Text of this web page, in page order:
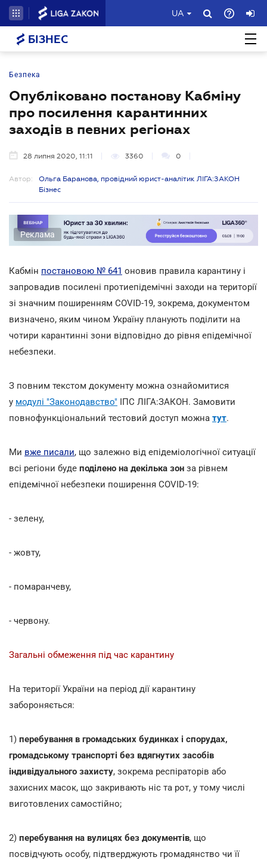
UA
БІЗНЕС
Безпека
Опубліковано постанову Кабміну
про посилення карантинних
заходів в певних регіонах
28 липня 2020, 11:11 3360 0
Автор:
Ольга Баранова, провідний юрист-аналітик ЛІГА:ЗАКОН
Бізнес
Реклама
Кабмін постановою № 641 оновив правила карантину і
запровадив посилені протиепідемічні заходи на території
зі значним поширенням COVID-19, зокрема, документом
визначено, яким чином Україну планують поділити на
чотири карантинні зони відповідно до рівня епідемічної
небезпеки.
З повним текстом документу можна ознайомитися
у модулі "Законодавство" ІПС ЛІГА:ЗАКОН. Замовити
повнофункціональний тестовий доступ можна тут.
Ми вже писали, що залежно від епідеміологічної ситуації
всі регіони буде поділено на декілька зон за рівнем
епідемічної небезпеки поширення COVID-19:
- зелену,
- жовту,
- помаранчеву,
- червону.
Загальні обмеження під час карантину
На території України на період дії карантину
забороняється:
1) перебування в громадських будинках і спорудах,
громадському транспорті без вдягнутих засобів
індивідуального захисту, зокрема респіраторів або
захисних масок, що закривають ніс та рот, у тому числі
виготовлених самостійно;
2) перебування на вулицях без документів, що
посвідчують особу, підтверджують громадянство чи її